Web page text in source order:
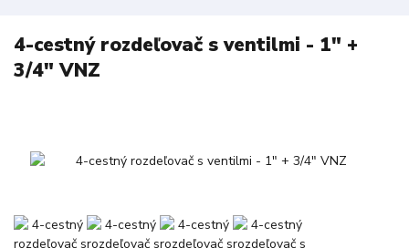
4-cestný rozdeľovač s ventilmi - 1" +
3/4" VNZ